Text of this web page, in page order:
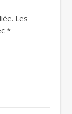
Les
*